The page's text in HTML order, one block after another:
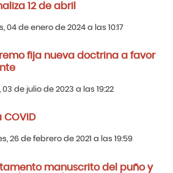
12 de abril
04 de enero de 2024 a las 10:17
fija nueva doctrina a favor
de julio de 2023 a las 19:22
26 de febrero de 2021 a las 19:59
manuscrito del puño y